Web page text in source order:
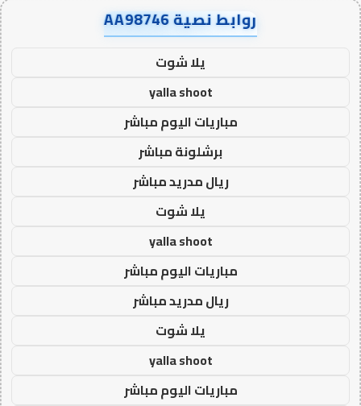
روابط نصية AA98746
يلا شوت
yalla shoot
مباريات اليوم مباشر
برشلونة مباشر
ريال مدريد مباشر
يلا شوت
yalla shoot
مباريات اليوم مباشر
ريال مدريد مباشر
يلا شوت
yalla shoot
مباريات اليوم مباشر